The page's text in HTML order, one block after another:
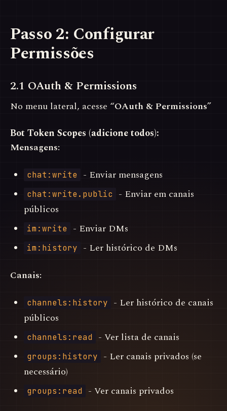
Passo 2: Configurar
Permissões
2.1 OAuth & Permissions
No menu lateral, acesse “OAuth & Permissions”
Bot Token Scopes (adicione todos):
Mensagens:
chat:write - Enviar mensagens
chat:write.public
- Enviar em canais
públicos
im:write - Enviar DMs
im:history
- Ler histórico de DMs
Canais:
channels:history
- Ler histórico de canais
públicos
channels:read - Ver lista de canais
groups:history
- Ler canais privados (se
necessário)
groups:read
- Ver canais privados